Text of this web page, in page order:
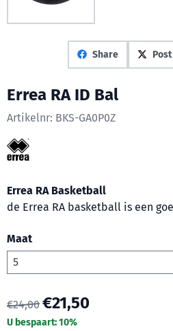
Share Post
Errea RA ID Bal
Artikelnr: BKS-GA0P0Z
Errea RA Basketball
de Errea RA basketball is een
Maat
€24,00 €21,50
U bespaart:10%